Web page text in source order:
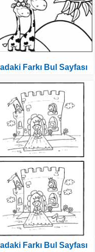
Farkı Bul Sayfası
Farkı Bul Sayfası